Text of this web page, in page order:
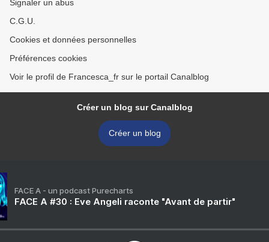
Signaler un abus
C.G.U.
Cookies et données personnelles
Préférences cookies
Voir le profil de Francesca_fr sur le portail Canalblog
Créer un blog sur Canalblog
Créer un blog
FACE A - un podcast Purecharts
FACE A #30 : Eve Angeli raconte "Avant de partir"